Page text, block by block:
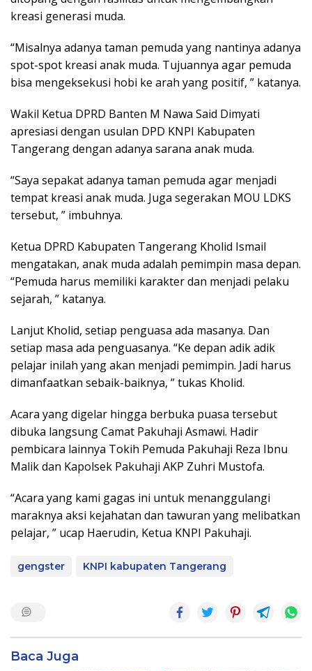
kreasi generasi muda.
“Misalnya adanya taman pemuda yang nantinya adanya
spot-spot kreasi anak muda. Tujuannya agar pemuda
bisa mengeksekusi hobi ke arah yang positif, ” katanya.
Wakil Ketua DPRD Banten M Nawa Said Dimyati
apresiasi dengan usulan DPD KNPI Kabupaten
Tangerang dengan adanya sarana anak muda.
“Saya sepakat adanya taman pemuda agar menjadi
tempat kreasi anak muda. Juga segerakan MOU LDKS
tersebut, ” imbuhnya.
Ketua DPRD Kabupaten Tangerang Kholid Ismail
mengatakan, anak muda adalah pemimpin masa depan.
“Pemuda harus memiliki karakter dan menjadi pelaku
sejarah, ” katanya.
Lanjut Kholid, setiap penguasa ada masanya. Dan
setiap masa ada penguasanya. “Ke depan adik adik
pelajar inilah yang akan menjadi pemimpin. Jadi harus
dimanfaatkan sebaik-baiknya, ” tukas Kholid.
Acara yang digelar hingga berbuka puasa tersebut
dibuka langsung Camat Pakuhaji Asmawi. Hadir
pembicara lainnya Tokih Pemuda Pakuhaji Reza Ibnu
Malik dan Kapolsek Pakuhaji AKP Zuhri Mustofa.
“Acara yang kami gagas ini untuk menanggulangi
maraknya aksi kejahatan dan tawuran yang melibatkan
pelajar, ” ucap Haerudin, Ketua KNPI Pakuhaji.
gengster KNPI kabupaten Tangerang
Baca Juga